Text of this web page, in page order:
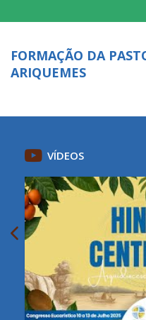
FORMAÇÃO DA
ARIQUEMES
VÍDEOS